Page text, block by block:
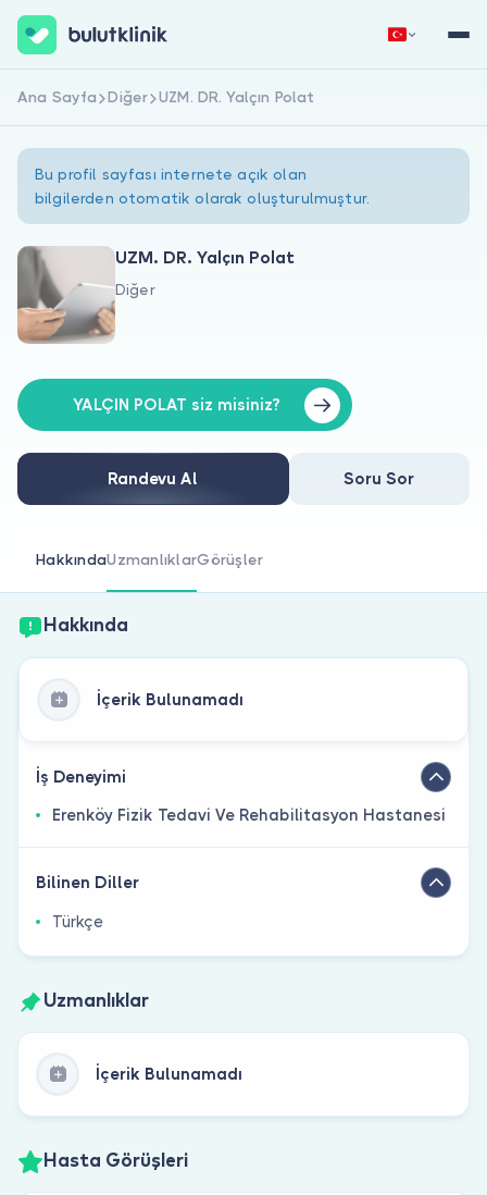
Hakkımızda
Doktorlar için
Doktor musunuz?
Hemen Kaydol
Ana Sayfa Diğer UZM. DR. Yalçın Polat
Bu profil sayfası internete açık olan
bilgilerden otomatik olarak oluşturulmuştur.
UZM. DR. Yalçın Polat
Diğer
YALÇIN POLAT siz misiniz?
Randevu Al Soru Sor
HakkındaUzmanlıklarGörüşler
Hakkında
İçerik Bulunamadı
İş Deneyimi
Erenköy Fizik Tedavi Ve Rehabilitasyon Hastanesi
Bilinen Diller
Türkçe
Uzmanlıklar
İçerik Bulunamadı
Hasta Görüşleri